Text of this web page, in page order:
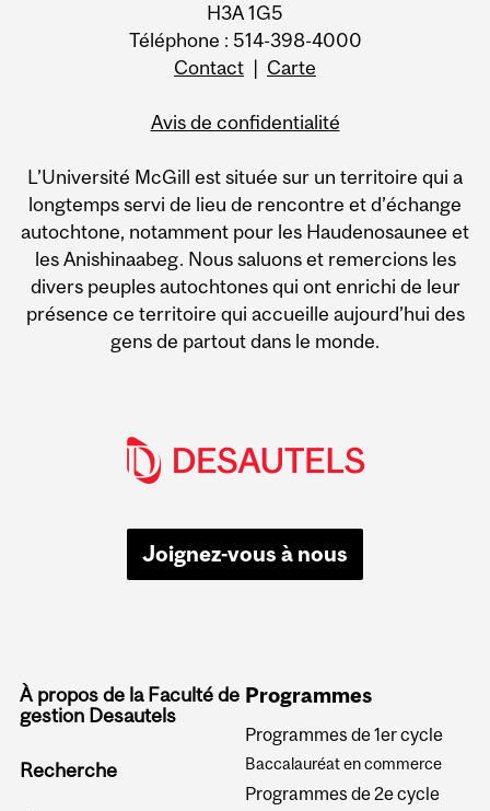
H3A 1G5
Téléphone : 514-398-4000
Contact | Carte
Avis de confidentialité
L’Université McGill est située sur un territoire qui a
longtemps servi de lieu de rencontre et d’échange
autochtone, notamment pour les Haudenosaunee et
les Anishinaabeg. Nous saluons et remercions les
divers peuples autochtones qui ont enrichi de leur
présence ce territoire qui accueille aujourd’hui des
gens de partout dans le monde.
Joignez-vous à nous
À propos de la Faculté de
gestion Desautels
Recherche
Programmes
Programmes de 1er cycle
Baccalauréat en commerce
Programmes de 2e cycle